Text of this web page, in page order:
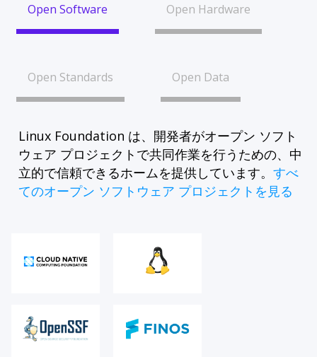
Open Software Open Hardware
Open Standards Open Data
Linux Foundation は、開発者がオープン ソフト
ウェア プロジェクトで共同作業を行うための、中
立的で信頼できるホームを提供しています。 すべ
てのオープン ソフトウェア プロジェクトを見る